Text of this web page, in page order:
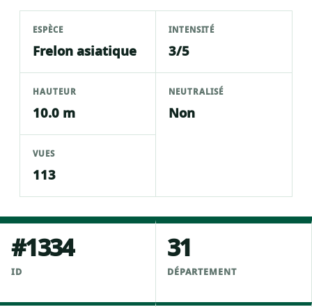
ESPÈCE
Frelon asiatique
INTENSITÉ
3/5
HAUTEUR
10.0 m
NEUTRALISÉ
Non
VUES
113
#1334
ID
31
DÉPARTEMENT